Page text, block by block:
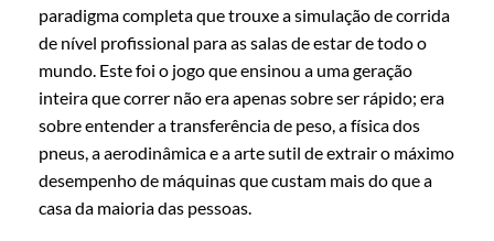
paradigma completa que trouxe a simulação de corrida
de nível profissional para as salas de estar de todo o
mundo. Este foi o jogo que ensinou a uma geração
inteira que correr não era apenas sobre ser rápido; era
sobre entender a transferência de peso, a física dos
pneus, a aerodinâmica e a arte sutil de extrair o máximo
desempenho de máquinas que custam mais do que a
casa da maioria das pessoas.